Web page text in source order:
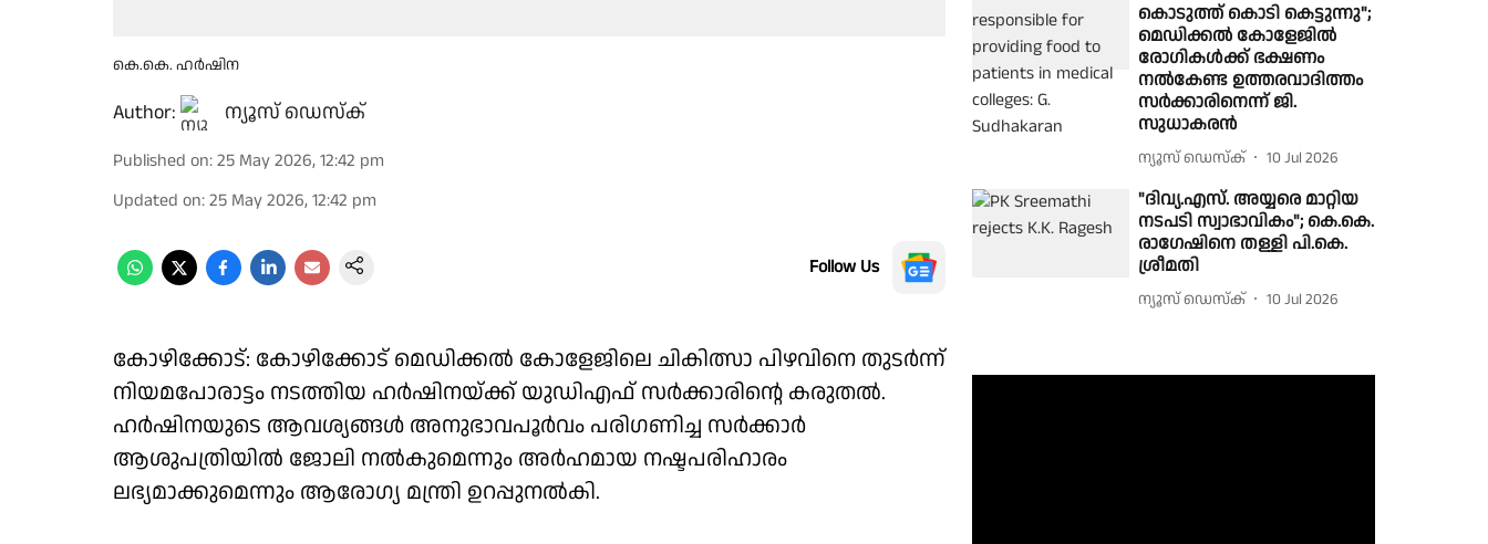
കെ.കെ. ഹർഷിന
Author: ന്യൂസ് ഡെസ്ക്
Published on:25 May 2026, 12:42 pm
Updated on:25 May 2026, 12:42 pm
Follow Us
കോഴിക്കോട്: കോഴിക്കോട് മെഡിക്കൽ കോളേജിലെ ചികിത്സാ പിഴവിനെ തുടർന്ന്
നിയമപോരാട്ടം നടത്തിയ ഹർഷിനയ്ക്ക് യുഡിഎഫ് സർക്കാരിൻ്റെ കരുതൽ.
ഹർഷിനയുടെ ആവശ്യങ്ങൾ അനുഭാവപൂർവം പരിഗണിച്ച സർക്കാർ
ആശുപത്രിയിൽ ജോലി നൽകുമെന്നും അർഹമായ നഷ്ടപരിഹാരം
ലഭ്യമാക്കുമെന്നും ആരോഗ്യ മന്ത്രി ഉറപ്പുനൽകി.
കൊടുത്ത് കൊടി കെട്ടുന്നു";
മെഡിക്കൽ കോളേജിൽ
രോഗികൾക്ക് ഭക്ഷണം
നൽകേണ്ട ഉത്തരവാദിത്തം
സർക്കാരിനെന്ന് ജി.
സുധാകരൻ
ന്യൂസ് ഡെസ്ക് 10 Jul 2026
"ദിവ്യ.എസ്. അയ്യരെ മാറ്റിയ
നടപടി സ്വാഭാവികം"; കെ.കെ.
രാഗേഷിനെ തള്ളി പി.കെ.
ശ്രീമതി
ന്യൂസ് ഡെസ്ക് 10 Jul 2026